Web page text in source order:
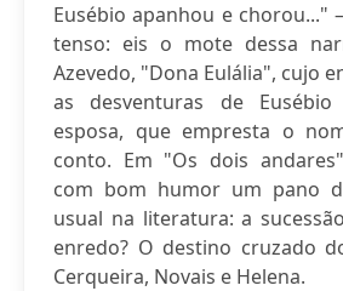
Eusébio apanhou e chorou..."
tenso: eis o mote dessa
Azevedo, "Dona Eulália", cujo
as desventuras de
esposa, que empresta o
conto. Em "Os dois
com bom humor um pano
usual na literatura: a
enredo? O destino cruzado
Cerqueira, Novais e Helena.